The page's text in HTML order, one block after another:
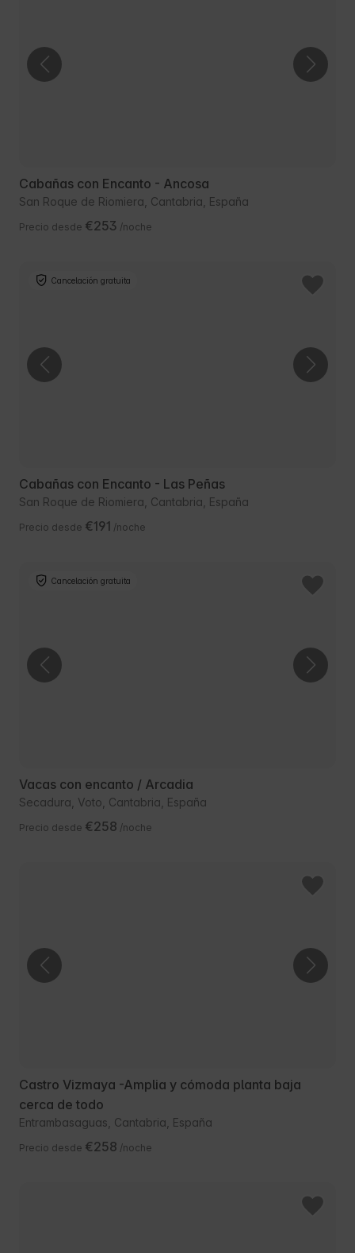
Cabañas con Encanto - Ancosa
San Roque de Riomiera, Cantabria, España
Precio desde €253 /noche
Cancelación gratuita
Cabañas con Encanto - Las Peñas
San Roque de Riomiera, Cantabria, España
Precio desde €191 /noche
Cancelación gratuita
Vacas con encanto / Arcadia
Secadura, Voto, Cantabria, España
Precio desde €258 /noche
Castro Vizmaya -Amplia y cómoda planta baja
cerca de todo
Entrambasaguas, Cantabria, España
Precio desde €258 /noche